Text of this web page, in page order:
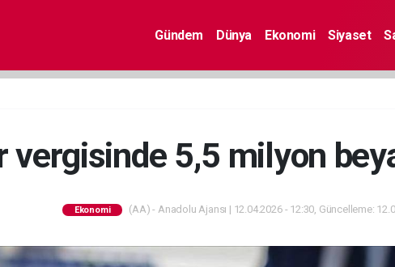
Gündem Dünya Ekonomi Siyaset
vergisinde 5,5 milyon
Ekonomi (AA) - Anadolu Ajansı | 12.04.2026 - 12:30, Güncelleme: